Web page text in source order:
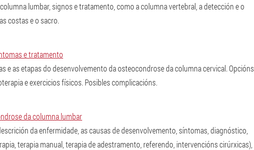
lumbar, signos e tratamento, como a columna vertebral, a detección e o
costas e o sacro.
e tratamento
e as etapas do desenvolvemento da osteocondrose da columna cervical. Opcións
e exercicios físicos. Posibles complicacións.
da columna lumbar
da enfermidade, as causas de desenvolvemento, síntomas, diagnóstico,
terapia manual, terapia de adestramento, referendo, intervencións cirúrxicas),